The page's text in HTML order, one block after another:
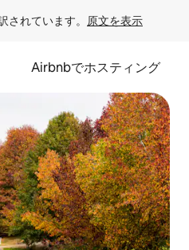
されています。 原文を表示
Airbnbでホスティング